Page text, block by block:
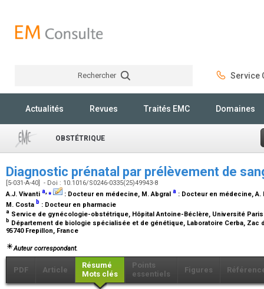
Rechercher Service
Actualités Revues Traités EMC Domaines
OBSTÉTRIQUE
Diagnostic prénatal par prélèvement de
[5-031-A-40] - Doi : 10.1016/S0246-0335(25)49943-8
A.J. Vivanti a,⁎ : Docteur en médecine, M. Abgral a : Docteur en médecine,
M. Costa b : Docteur en pharmacie
a Service de gynécologie-obstétrique, Hôpital Antoine-Béclère, Université
b Département de biologie spécialisée et de génétique, Laboratoire Cerba, Zac
95740 Frepillon, France
Auteur correspondant.
PDF Article
Résumé
Mots clés
Points
essentiels
Figures